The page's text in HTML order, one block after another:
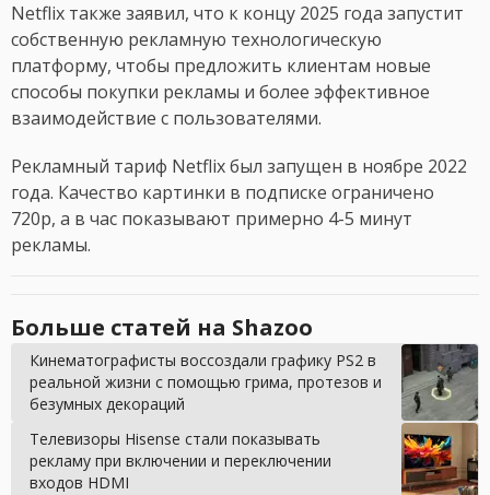
Netflix также заявил, что к концу 2025 года запустит
собственную рекламную технологическую
платформу, чтобы предложить клиентам новые
способы покупки рекламы и более эффективное
взаимодействие с пользователями.
Рекламный тариф Netflix был запущен в ноябре 2022
года. Качество картинки в подписке ограничено
720p, а в час показывают примерно 4-5 минут
рекламы.
Больше статей на Shazoo
Кинематографисты воссоздали графику PS2 в
реальной жизни с помощью грима, протезов и
безумных декораций
Телевизоры Hisense стали показывать
рекламу при включении и переключении
входов HDMI